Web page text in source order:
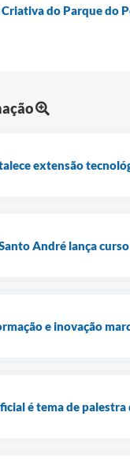
do Parque do
extensão
André lança
e inovação
é tema de